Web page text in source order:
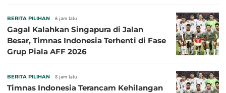
BERITA PILIHAN 6 jam lalu
Gagal Kalahkan Singapura di Jalan
Besar, Timnas Indonesia Terhenti di Fase
Grup Piala AFF 2026
BERITA PILIHAN 8 jam lalu
Timnas Indonesia Terancam Kehilangan